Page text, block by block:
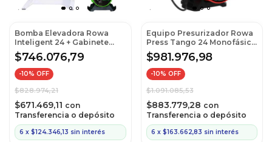
Bomba Elevadora Rowa
Inteligent 24 + Gabinete
Protector MQ Sfl-V +
Soporte MQ
$746.076,79
-10% OFF
$828.974,21
$671.469,11 con
Transferencia o depósito
6 x $124.346,13 sin interés
Equipo Presurizador Rowa
Press Tango 24 Monofásico
(Cod: 0018-0054)
$981.976,98
-10% OFF
$1.091.085,53
$883.779,28 con
Transferencia o depósito
6 x $163.662,83 sin interés